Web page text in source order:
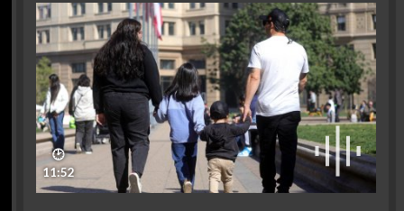
🕑
11:52